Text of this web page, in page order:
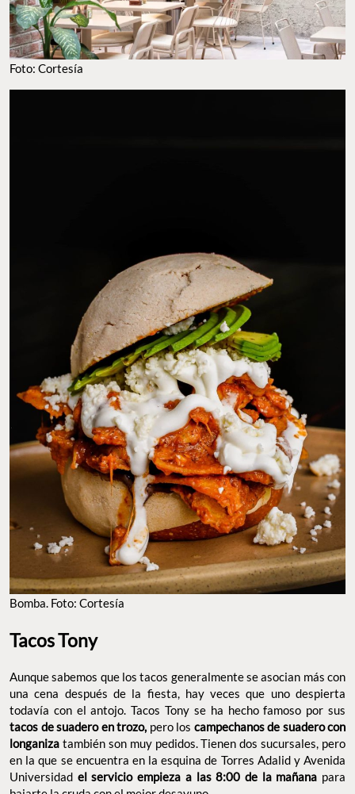
Tacos Tony
una cena después de la fiesta, hay veces que uno despierta
todavía con el antojo. Tacos Tony se ha hecho famoso por sus
tacos de suadero en trozo,pero los campechanos de suadero
con longanizatambién son muy pedidos. Tienen dos sucursales,
pero en la que se encuentra en la esquina de Torres Adalid y
Avenida Universidadel servicio empieza a las 8:00 de la
mañanapara bajarte la cruda con el mejor desayuno.